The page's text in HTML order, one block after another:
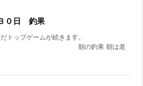
０日 釣果
トップゲームが続きます。
の釣果 朝は老